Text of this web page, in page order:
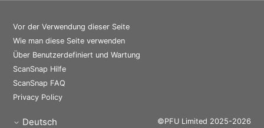
Vor der Verwendung dieser Seite
Wie man diese Seite verwenden
Über Benutzerdefiniert und Wartung
ScanSnap Hilfe
ScanSnap FAQ
Privacy Policy
Deutsch ©PFU Limited 2025-2026